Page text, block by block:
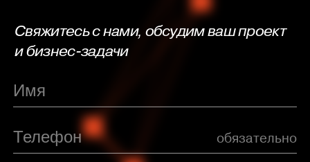
Свяжитесь с нами, обсудим ваш проект
и бизнес-задачи
обязательно